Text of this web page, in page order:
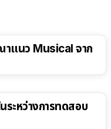
แนว Musical จาก
ระหว่างการทดสอบ